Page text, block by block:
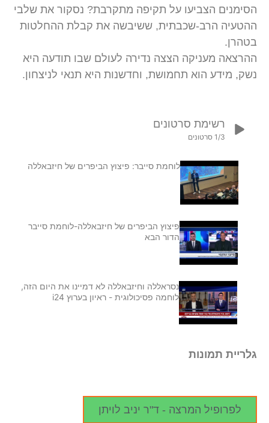
הסימנים הצביעו על תקיפה מתקרבת? נסקור את שלבי
ההטעיה הרב-שכבתית, ששיבשה את קבלת ההחלטות
בטהרן.
ההרצאה מעניקה הצצה נדירה לעולם שבו תודעה היא
נשק, מידע הוא תחמושת, וחדשנות היא תנאי לניצחון.
רשימת סרטונים
1/3 סרטונים
לוחמת סייבר: פיצוץ הביפרים של חיזבאללה
פיצוץ הביפרים של חיזבאללה-לוחמת סייבר
הדור הבא
נסראללה וחיזבאללה לא דמיינו את היום הזה,
לוחמה פסיכולוגית - ראיון בערוץ i24
גלריית תמונות
לפרופיל המרצה - ד"ר יניב לויתן